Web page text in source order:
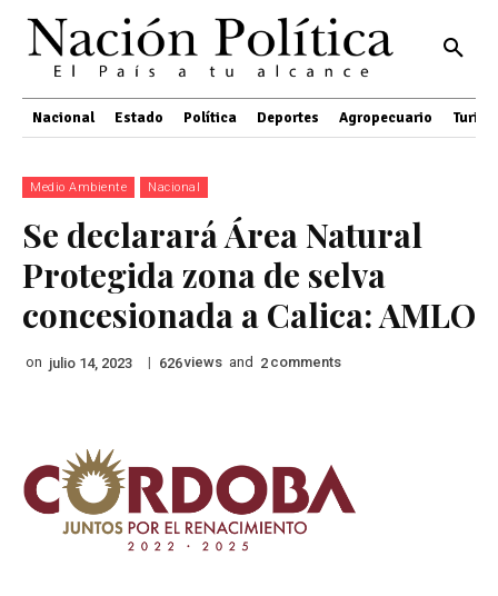
Nacional Estado Política Deportes Agropecuario
Medio Ambiente Nacional
Se declarará Área Natural
Protegida zona de selva
concesionada a Calica: AMLO
on julio 14, 2023 | 626views and 2 comments